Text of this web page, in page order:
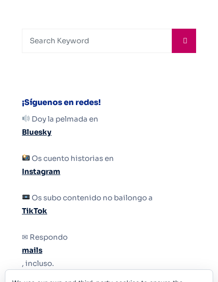
¡Síguenos en redes!
Doy la pelmada en
Bluesky
Os cuento historias en
Instagram
Os subo contenido no bailongo a
TikTok
✉ Respondo
mails
, incluso.